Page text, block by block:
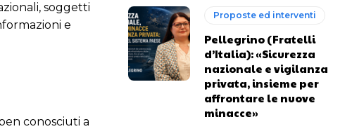
soggetti
e
conosciuti a
Proposte ed interventi
Pellegrino (Fratelli
d’Italia): «Sicurezza
nazionale e vigilanza
privata, insieme per
affrontare le nuove
minacce»